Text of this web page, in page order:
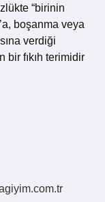
“birinin
boşanma veya
verdiği
fıkıh terimidir